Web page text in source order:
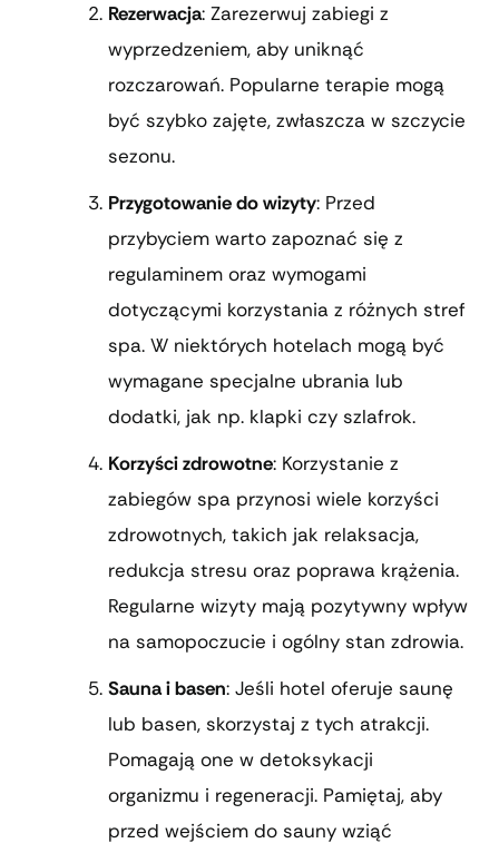
Rezerwacja: Zarezerwuj zabiegi z
wyprzedzeniem, aby uniknąć
rozczarowań. Popularne terapie mogą
być szybko zajęte, zwłaszcza w szczycie
sezonu.
Przygotowanie do wizyty: Przed
przybyciem warto zapoznać się z
regulaminem oraz wymogami
dotyczącymi korzystania z różnych stref
spa. W niektórych hotelach mogą być
wymagane specjalne ubrania lub
dodatki, jak np. klapki czy szlafrok.
Korzyści zdrowotne: Korzystanie z
zabiegów spa przynosi wiele korzyści
zdrowotnych, takich jak relaksacja,
redukcja stresu oraz poprawa krążenia.
Regularne wizyty mają pozytywny wpływ
na samopoczucie i ogólny stan zdrowia.
Sauna i basen: Jeśli hotel oferuje saunę
lub basen, skorzystaj z tych atrakcji.
Pomagają one w detoksykacji
organizmu i regeneracji. Pamiętaj, aby
przed wejściem do sauny wziąć